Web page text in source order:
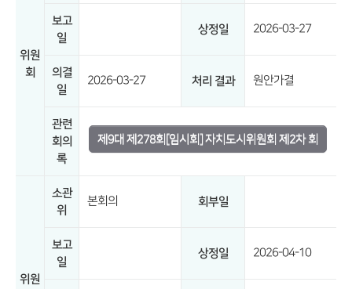
위원
회
보고
일
상정일 2026-03-27
의결
일
2026-03-27 처리 결과 원안가결
관련
회의
록
제9대 제278회[임시회] 자치도시위원회 제2차 회
위원
소관
위
본회의 회부일
보고
일
상정일 2026-04-10